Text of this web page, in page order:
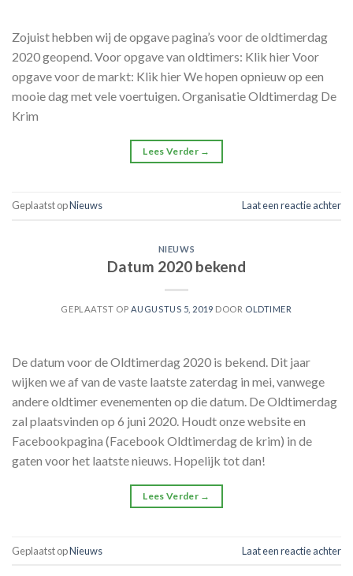
Zojuist hebben wij de opgave pagina’s voor de oldtimerdag
2020 geopend. Voor opgave van oldtimers: Klik hier Voor
opgave voor de markt: Klik hier We hopen opnieuw op een
mooie dag met vele voertuigen. Organisatie Oldtimerdag De
Krim
Lees Verder →
Geplaatst opNieuws Laat een reactie achter
NIEUWS
Datum 2020 bekend
GEPLAATST OP AUGUSTUS 5, 2019 DOOR OLDTIMER
De datum voor de Oldtimerdag 2020 is bekend. Dit jaar
wijken we af van de vaste laatste zaterdag in mei, vanwege
andere oldtimer evenementen op die datum. De Oldtimerdag
zal plaatsvinden op 6 juni 2020. Houdt onze website en
Facebookpagina (Facebook Oldtimerdag de krim) in de
gaten voor het laatste nieuws. Hopelijk tot dan!
Lees Verder →
Geplaatst opNieuws Laat een reactie achter